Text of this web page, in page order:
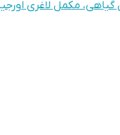
مکمل لاغری